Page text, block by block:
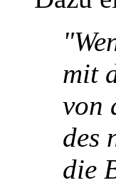
mit
von
des
die